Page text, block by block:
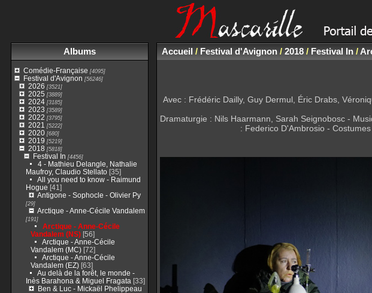
Albums
Comédie-Française [4095]
Festival d'Avignon [56246]
2026 [3521]
2025 [3889]
2024[3185]
2023 [3589]
2022 [3795]
2021 [5222]
2020[680]
2019 [5219]
2018 [5818]
Festival In [4456]
4 - Mathieu Delangle, Nathalie
Maufroy, Claudio Stellato[35]
All you need to know - Raimund
Hogue [41]
Antigone - Sophocle - Olivier Py
[29]
Arctique - Anne-Cécile Vandalem
[191]
Arctique - Anne-Cécile
Vandalem (NS) [56]
Arctique - Anne-Cécile
Vandalem (MC)[72]
Arctique - Anne-Cécile
Vandalem (EZ)[63]
Au delà de la forêt, le monde -
Inès Barahona & Miguel Fragata [33]
Ben & Luc - Mickaël Phelippeau
Accueil/ Festival d'Avignon/ 2018/ Festival In/
Avec : Frédéric Dailly, Guy Dermul, Éric Drabs,
Dramaturgie : Nils Haarmann, Sarah Seignobosc -
: Federico D'Ambrosio -